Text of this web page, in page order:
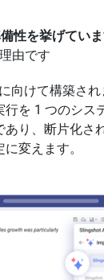
性を挙げてい
由です
向けて構築され
行を 1 つのシス
り、断片化さ
変えます。